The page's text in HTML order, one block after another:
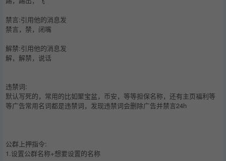
禁言:引用他的消息发
禁言，禁，闭嘴
解禁:引用他的消息发
解，解禁，说话
违禁词:
默认写死的，常用的比如聚宝盆，币安，等等担保名称，还有主页福利等
等广告常用名词都是违禁词，发现违禁词会删除广告并禁言24h
公群上押指令:
1.设置公群名称+想要设置的名称